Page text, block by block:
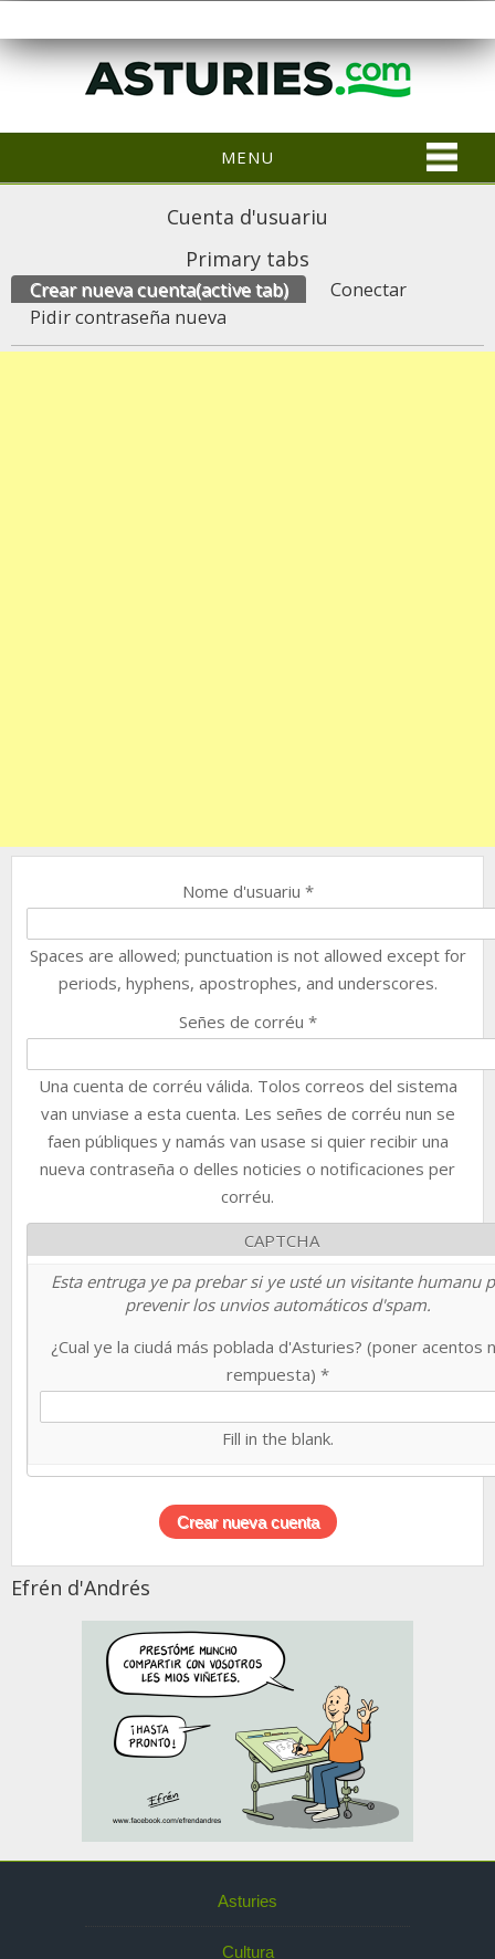
MENU
Cuenta d'usuariu
Primary tabs
Crear nueva cuenta(active tab)
Conectar
Pidir contraseña nueva
Nome d'usuariu *
Spaces are allowed; punctuation is not allowed except for
periods, hyphens, apostrophes, and underscores.
Señes de corréu *
Una cuenta de corréu válida. Tolos correos del sistema
van unviase a esta cuenta. Les señes de corréu nun se
faen públiques y namás van usase si quier recibir una
nueva contraseña o delles noticies o notificaciones per
corréu.
CAPTCHA
Esta entruga ye pa prebar si ye usté un visitante humanu
prevenir los unvios automáticos d'spam.
¿Cual ye la ciudá más poblada d'Asturies? (poner acentos
rempuesta) *
Fill in the blank.
Efrén d'Andrés
Asturies
Cultura